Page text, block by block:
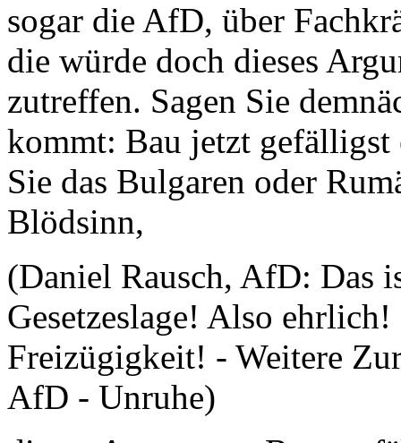
sogar die AfD, über
die würde doch dieses
zutreffen. Sagen Sie
kommt: Bau jetzt gefälligst
Sie das Bulgaren oder
Blödsinn,
(Daniel Rausch, AfD: Das
Gesetzeslage! Also
Freizügigkeit! - Weitere
AfD - Unruhe)